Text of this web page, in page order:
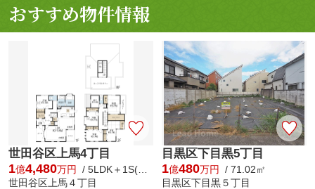
おすすめ物件情報
世田谷区上馬4丁目
1億4,480万円 / 5LDK＋1S(納戸) / 146.13㎡
世田谷区上馬４丁目
目黒区下目黒5丁目
1億480万円 / 71.02㎡
目黒区下目黒５丁目